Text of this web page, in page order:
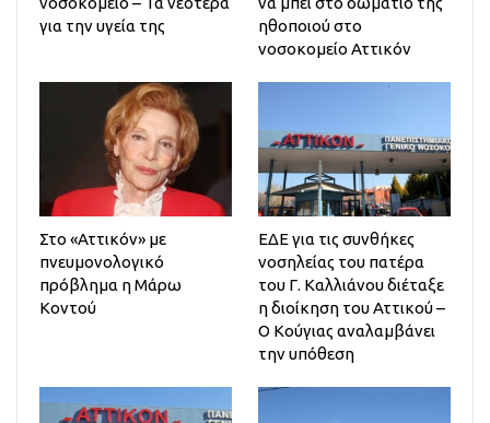
για την υγεία της
ηθοποιού στο
νοσοκομείο Αττικόν
Στο «Αττικόν» με
πνευμονολογικό
πρόβλημα η Μάρω
Κοντού
ΕΔΕ για τις συνθήκες
νοσηλείας του πατέρα
του Γ. Καλλιάνου διέταξε
η διοίκηση του Αττικού –
Ο Κούγιας αναλαμβάνει
την υπόθεση